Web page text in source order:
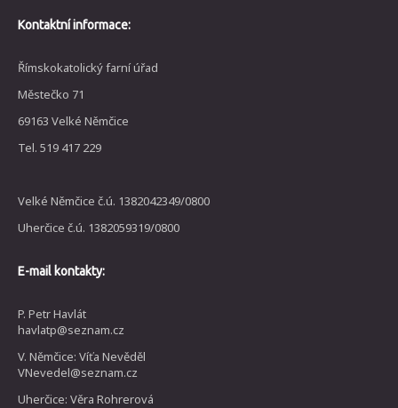
Kontaktní informace:
Římskokatolický farní úřad
Městečko 71
69163 Velké Němčice
Tel. 519 417 229
Velké Němčice č.ú. 1382042349/0800
Uherčice č.ú. 1382059319/0800
E-mail kontakty:
P. Petr Havlát
havlatp@seznam.cz
V. Němčice: Víťa Nevěděl
VNevedel@seznam.cz
Uherčice: Věra Rohrerová